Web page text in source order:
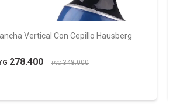
Vertical Con Cepillo Hausberg
278.400 PYG348.000